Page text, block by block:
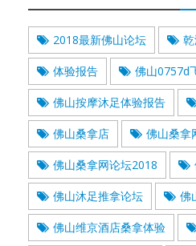
2018最新佛山论坛
体验报告 佛山0757d
佛山按摩沐足体验报告
佛山桑拿店 佛山桑拿
佛山桑拿网论坛2018
佛山沐足推拿论坛 佛
佛山维京酒店桑拿体验